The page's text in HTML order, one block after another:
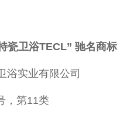
瓷卫浴TECL” 驰名商标
浴实业有限公司
，第11类